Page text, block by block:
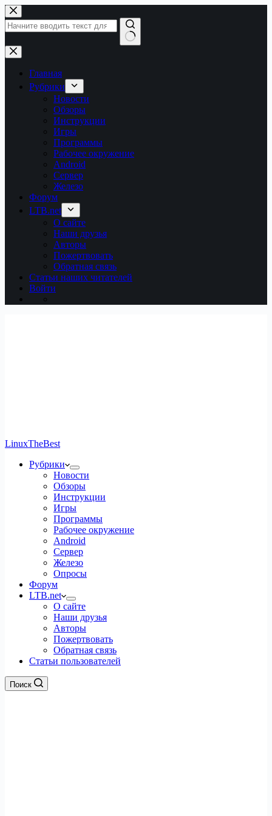
Перейти
к
сути
Ничего
не
найденоГлавная
Рубрики
Новости
Обзоры
Инструкции
Игры
Программы
Рабочее окружение
Android
Сервер
Железо
Форум
LTB.net
О сайте
Наши друзья
Авторы
Пожертвовать
Обратная связь
Статьи наших читателей
Войти
LinuxTheBest
Рубрики
Новости
Обзоры
Инструкции
Игры
Программы
Рабочее окружение
Android
Сервер
Железо
Опросы
Форум
LTB.net
О сайте
Наши друзья
Авторы
Пожертвовать
Обратная связь
Статьи пользователей
Поиск